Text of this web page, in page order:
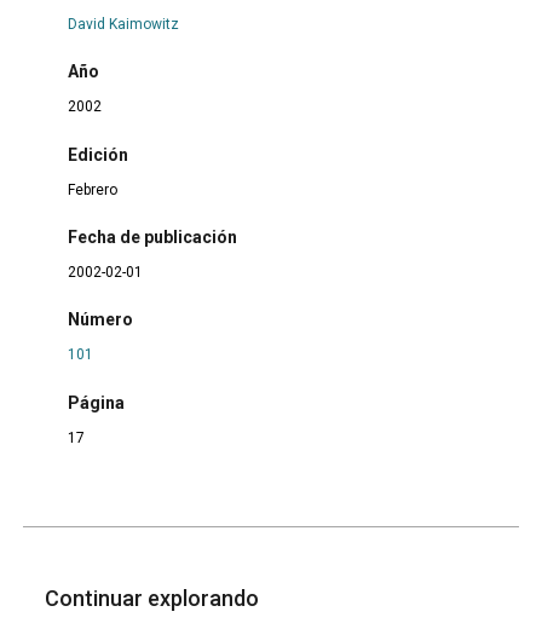
David Kaimowitz
Año
2002
Edición
Febrero
Fecha de publicación
2002-02-01
Número
101
Página
17
Continuar explorando